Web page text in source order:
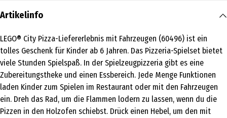
Artikelinfo
LEGO® City Pizza-Liefererlebnis mit Fahrzeugen (60496) ist ein
tolles Geschenk für Kinder ab 6 Jahren. Das Pizzeria-Spielset bietet
viele Stunden Spielspaß. In der Spielzeugpizzeria gibt es eine
Zubereitungstheke und einen Essbereich. Jede Menge Funktionen
laden Kinder zum Spielen im Restaurant oder mit den Fahrzeugen
ein. Dreh das Rad, um die Flammen lodern zu lassen, wenn du die
Pizzen in den Holzofen schiebst. Drück einen Hebel, um den mit